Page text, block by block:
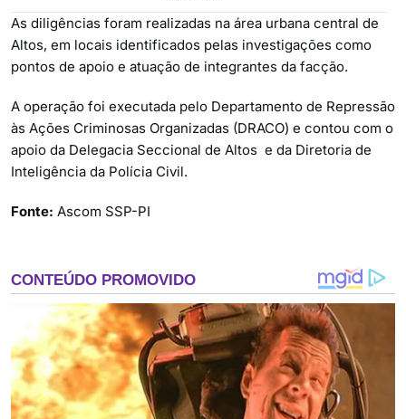
As diligências foram realizadas na área urbana central de
Altos, em locais identificados pelas investigações como
pontos de apoio e atuação de integrantes da facção.
A operação foi executada pelo Departamento de Repressão
às Ações Criminosas Organizadas (DRACO) e contou com o
apoio da Delegacia Seccional de Altos e da Diretoria de
Inteligência da Polícia Civil.
Fonte: Ascom SSP-PI